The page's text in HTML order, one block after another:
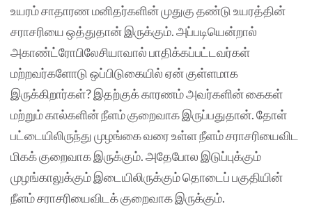
உயரம் சாதாரண மனிதர்களின் முதுகு தண்டு உயரத்தின்
சராசரியை ஒத்துதான் இருக்கும். அப்படியென்றால்
அகாண்ட்ரோபிலேசியாவால் பாதிக்கப்பட்டவர்கள்
மற்றவர்களோடு ஒப்பிடுகையில் ஏன் குள்ளமாக
இருக்கிறார்கள்? இதற்குக் காரணம் அவர்களின் கைகள்
மற்றும் கால்களின் நீளம் குறைவாக இருப்பதுதான். தோள்
பட்டையிலிருந்து முழங்கை வரை உள்ள நீளம் சராசரியைவிட
மிகக் குறைவாக இருக்கும். அதேபோல இடுப்புக்கும்
முழங்காலுக்கும் இடையிலிருக்கும் தொடைப் பகுதியின்
நீளம் சராசரியைவிடக் குறைவாக இருக்கும்.